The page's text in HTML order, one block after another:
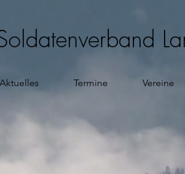
Aktuelles Termine Vereine